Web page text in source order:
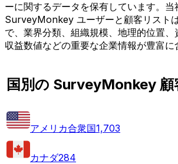
ーに関するデータを保有しています。当
SurveyMonkey ユーザーと顧客リスト
で、業界分類、組織規模、地理的位置、
収益数値などの重要な企業情報が豊富に
国別の SurveyMonkey 顧
アメリカ合衆国1,703
カナダ284